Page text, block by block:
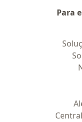
Para